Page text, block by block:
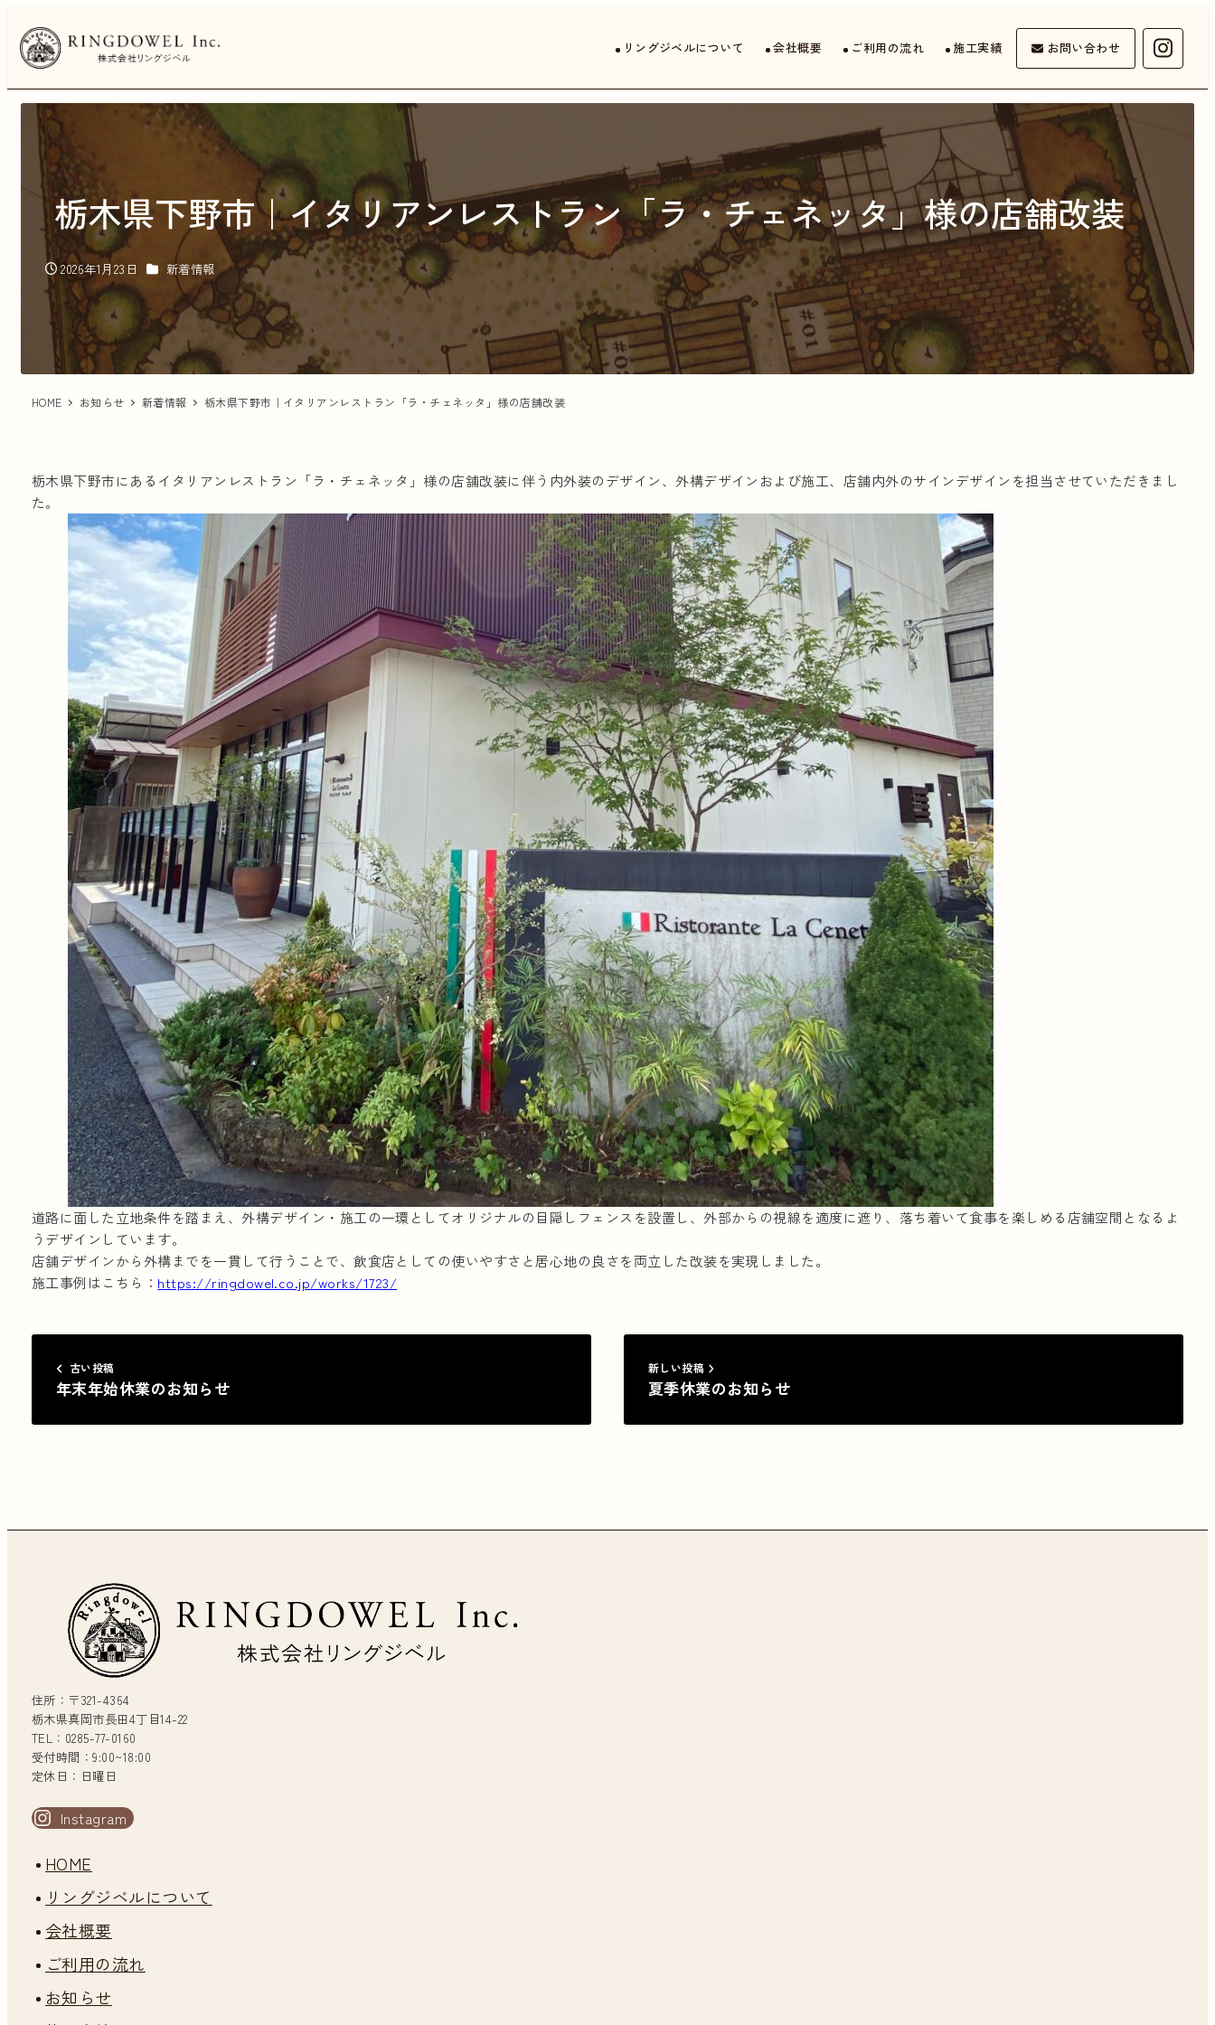
イ
ン
リングジベルについて 会社概要 ご利用の流れ 施工実績 お問い合わせ
栃木県下野市｜イタリアンレストラン「ラ・チェネッタ」様の店舗改装
投稿日
2026年1月23日 カテゴリー
新着情報
HOME お知らせ 新着情報 栃木県下野市｜イタリアンレストラン「ラ・チェネッタ」様の店舗改装
栃木県下野市にあるイタリアンレストラン「ラ・チェネッタ」様の店舗改装に伴う内外装のデザイン、外構デザインおよび施工、店舗内外のサインデザインを担当させていただきまし
た。
道路に面した立地条件を踏まえ、外構デザイン・施工の一環としてオリジナルの目隠しフェンスを設置し、外部からの視線を適度に遮り、落ち着いて食事を楽しめる店舗空間となるよ
うデザインしています。
店舗デザインから外構までを一貫して行うことで、飲食店としての使いやすさと居心地の良さを両立した改装を実現しました。
施工事例はこちら： https://ringdowel.co.jp/works/1723/
古い投稿
年末年始休業のお知らせ
新しい投稿
夏季休業のお知らせ
住所：〒321-4364
栃木県真岡市長田4丁目14-22
TEL：0285-77-0160
受付時間：9:00~18:00
定休日：日曜日
Instagram
HOME
リングジベルについて
会社概要
ご利用の流れ
お知らせ